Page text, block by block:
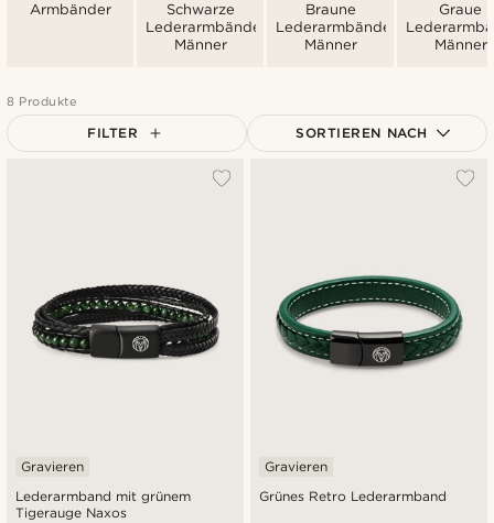
Armbänder
Schwarze
Lederarmbänder
Männer
Braune
Lederarmbänder
Männer
Graue
Männer
8 Produkte
FILTER SORTIEREN NACH
Lederarmband mit grünem
Tigerauge Naxos
Gravieren
Grünes Retro Lederarmband
Gravieren